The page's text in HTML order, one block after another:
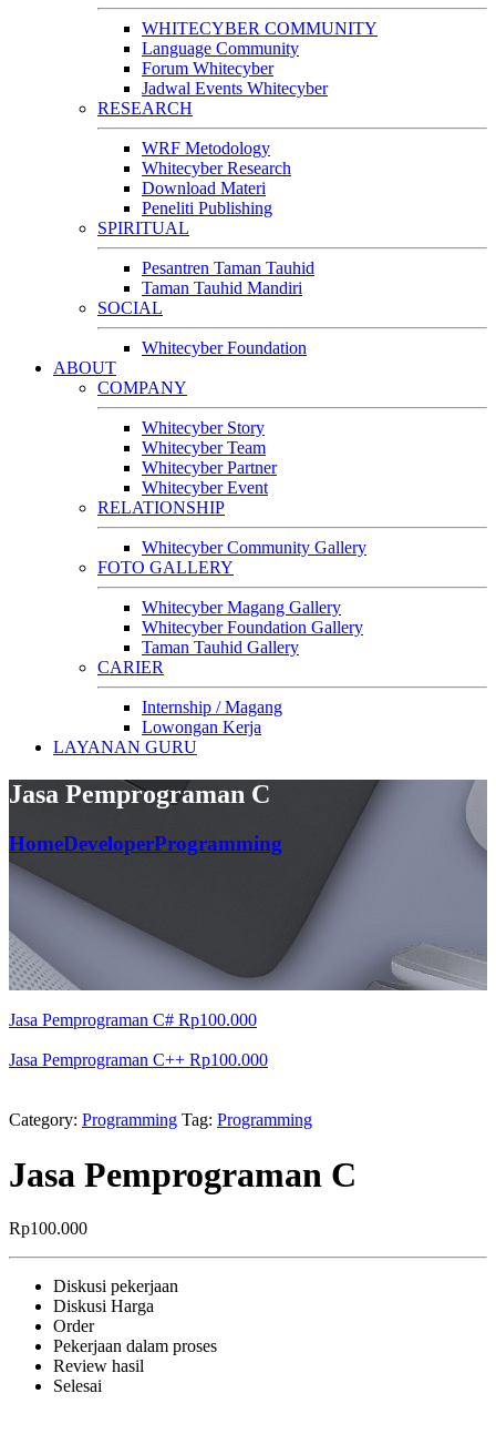
WHITECYBER COMMUNITY
Language Community
Forum Whitecyber
Jadwal Events Whitecyber
RESEARCH
WRF Metodology
Whitecyber Research
Download Materi
Peneliti Publishing
SPIRITUAL
Pesantren Taman Tauhid
Taman Tauhid Mandiri
SOCIAL
Whitecyber Foundation
ABOUT
COMPANY
Whitecyber Story
Whitecyber Team
Whitecyber Partner
Whitecyber Event
RELATIONSHIP
Whitecyber Community Gallery
FOTO GALLERY
Whitecyber Magang Gallery
Whitecyber Foundation Gallery
Taman Tauhid Gallery
CARIER
Internship / Magang
Lowongan Kerja
LAYANAN GURU
Jasa Pemprograman C
HomeDeveloperProgramming
Jasa Pemprograman C# Rp100.000
Jasa Pemprograman C++ Rp100.000
Category: Programming Tag: Programming
Jasa Pemprograman C
Rp100.000
Diskusi pekerjaan
Diskusi Harga
Order
Pekerjaan dalam proses
Review hasil
Selesai